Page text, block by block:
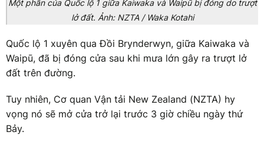
Một phần của Quốc lộ 1 giữa Kaiwaka và Waipū bị đóng do trượt
lở đất. Ảnh: NZTA / Waka Kotahi
Quốc lộ 1 xuyên qua Đồi Brynderwyn, giữa Kaiwaka và
Waipū, đã bị đóng cửa sau khi mưa lớn gây ra trượt lở
đất trên đường.
Tuy nhiên, Cơ quan Vận tải New Zealand (NZTA) hy
vọng nó sẽ mở cửa trở lại trước 3 giờ chiều ngày thứ
Bảy.